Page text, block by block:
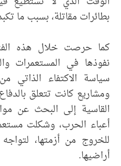
بطائرات مقاتلة، بسبب ما
كما حرصت خلال هذه
نفوذها في المستعمرات
سياسة الاكتفاء الذاتي
ومشاريع كانت تتعلق
القاسية إلى البحث عن
أعباء الحرب، وشكلت
للخروج من أزمتها،
أراضيها.